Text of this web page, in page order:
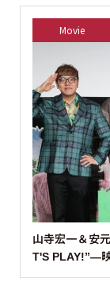
Movie
山寺宏一＆安
T'S PLAY!”—